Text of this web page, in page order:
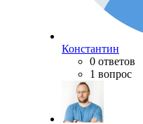
Константин
0 ответов
1 вопрос